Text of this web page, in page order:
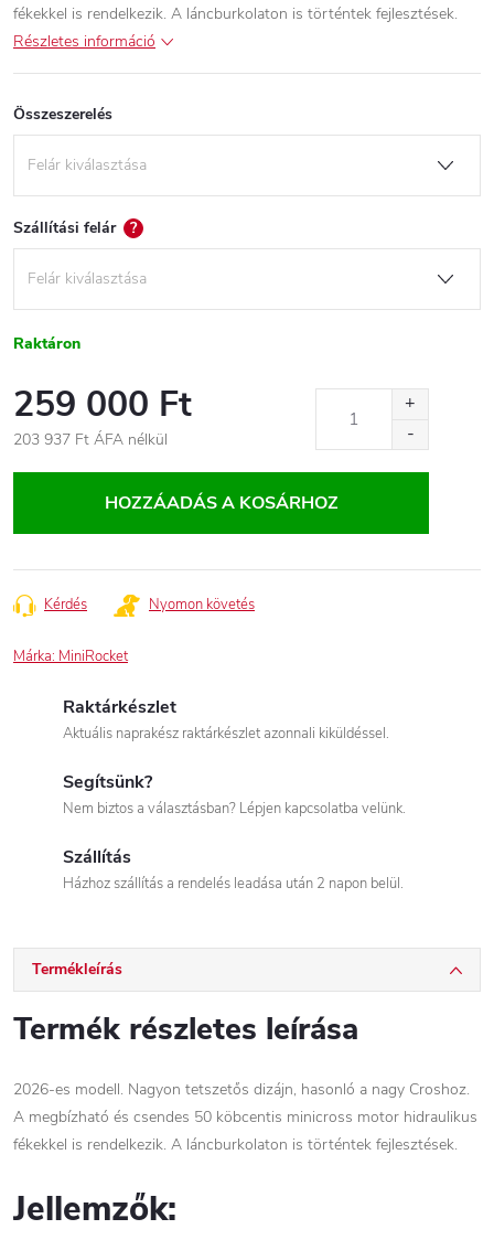
fékekkel is rendelkezik. A láncburkolaton is történtek fejlesztések.
Részletes információ
Összeszerelés
Szállítási felár ?
Raktáron
259 000 Ft
203 937 Ft ÁFA nélkül
HOZZÁADÁS A KOSÁRHOZ
Kérdés Nyomon követés
Márka: MiniRocket
Raktárkészlet
Aktuális naprakész raktárkészlet azonnali kiküldéssel.
Segítsünk?
Nem biztos a választásban? Lépjen kapcsolatba velünk.
Szállítás
Házhoz szállítás a rendelés leadása után 2 napon belül.
Termékleírás
Termék részletes leírása
2026-es modell. Nagyon tetszetős dizájn, hasonló a nagy Croshoz.
A megbízható és csendes 50 köbcentis minicross motor hidraulikus
fékekkel is rendelkezik. A láncburkolaton is történtek fejlesztések.
Jellemzők: